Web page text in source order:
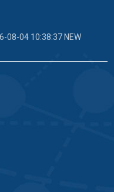
08-04 10:38:37 NEW